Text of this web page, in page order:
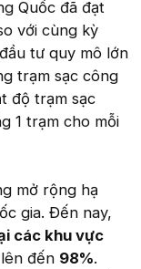
Quốc đã đạt
với cùng kỳ
tư quy mô lớn
trạm sạc công
độ trạm sạc
1 trạm cho mỗi
mở rộng hạ
gia. Đến nay,
các khu vực
đến 98%.